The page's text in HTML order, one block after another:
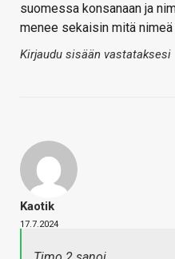
suomessa konsanaan ja
menee sekaisin mitä
Kirjaudu sisään vastataksesi
Kaotik
17.7.2024